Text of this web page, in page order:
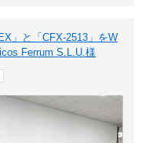
」と「CFX-2513」をW
Ferrum S.L.U.様